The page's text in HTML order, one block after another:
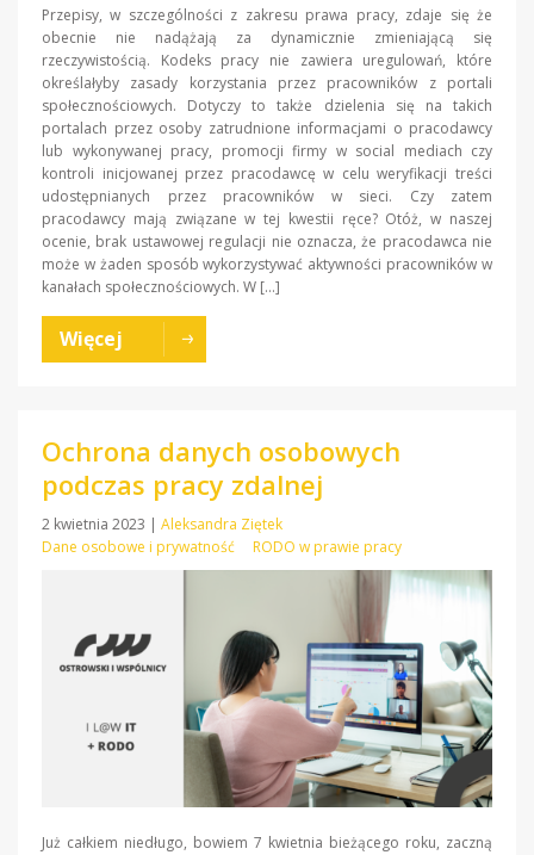
Przepisy, w szczególności z zakresu prawa pracy, zdaje się że
obecnie nie nadążają za dynamicznie zmieniającą się
rzeczywistością. Kodeks pracy nie zawiera uregulowań, które
określałyby zasady korzystania przez pracowników z portali
społecznościowych. Dotyczy to także dzielenia się na takich
portalach przez osoby zatrudnione informacjami o pracodawcy
lub wykonywanej pracy, promocji firmy w social mediach czy
kontroli inicjowanej przez pracodawcę w celu weryfikacji treści
udostępnianych przez pracowników w sieci. Czy zatem
pracodawcy mają związane w tej kwestii ręce? Otóż, w naszej
ocenie, brak ustawowej regulacji nie oznacza, że pracodawca nie
może w żaden sposób wykorzystywać aktywności pracowników w
kanałach społecznościowych. W […]
Więcej
Ochrona danych osobowych
podczas pracy zdalnej
2 kwietnia 2023
Aleksandra Ziętek
Dane osobowe i prywatność
RODO w prawie pracy
Już całkiem niedługo, bowiem 7 kwietnia bieżącego roku, zaczną